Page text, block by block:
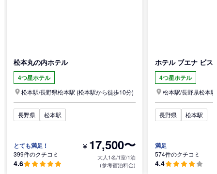
松本丸の内ホテル
4つ星ホテル
松本駅/長野県松本駅 (松本駅から徒歩10分)
長野県 松本駅
とても満足！
399件のクチコミ
4.6
¥ 17,500〜
大人1名/1室/1泊
(参考宿泊料金)
ホテル ブエナ ビス
4つ星ホテル
松本駅/長野県松本駅
長野県 松本駅
満足
574件のクチコミ
4.4